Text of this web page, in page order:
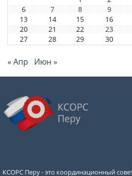
6
7 8 9
13
14 15 16
20
21 22 23
27
28 29 30
« Апр Июн »
КСОРС Перу - это координационный